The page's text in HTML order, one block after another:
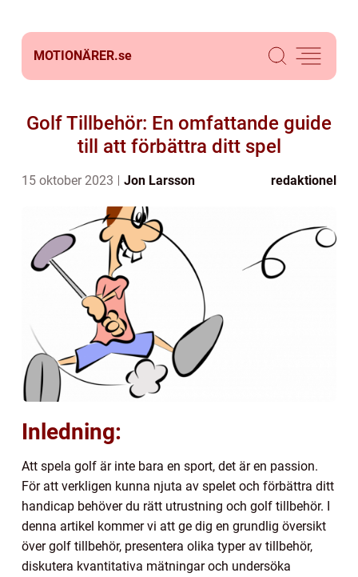
MOTIONÄRER.se
Golf Tillbehör: En omfattande guide
till att förbättra ditt spel
15 oktober 2023 Jon Larsson redaktionel
Inledning:
Att spela golf är inte bara en sport, det är en passion.
För att verkligen kunna njuta av spelet och förbättra ditt
handicap behöver du rätt utrustning och golf tillbehör. I
denna artikel kommer vi att ge dig en grundlig översikt
över golf tillbehör, presentera olika typer av tillbehör,
diskutera kvantitativa mätningar och undersöka